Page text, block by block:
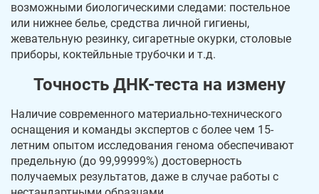
возможными биологическими следами: постельное
или нижнее белье, средства личной гигиены,
жевательную резинку, сигаретные окурки, столовые
приборы, коктейльные трубочки и т.д.
Точность ДНК-теста на измену
Наличие современного материально-технического
оснащения и команды экспертов с более чем 15-
летним опытом исследования генома обеспечивают
предельную (до 99,99999%) достоверность
получаемых результатов, даже в случае работы с